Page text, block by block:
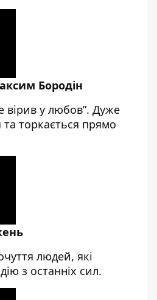
Бородін
вірив у любов”. Дуже
торкається прямо
людей, які
з останніх сил.